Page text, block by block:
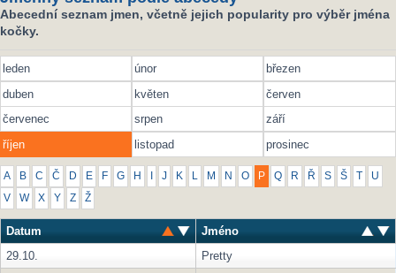
Abecední seznam jmen, včetně jejich popularity pro výběr jména
kočky.
leden únor
březen
duben
květen
červen
červenec
srpen
září
říjen
listopad prosinec
A B C Č D E F G H J K L M N O P Q R Ř S Š U
V W X Y Z Ž
Datum
Jméno
29.10.
Pretty